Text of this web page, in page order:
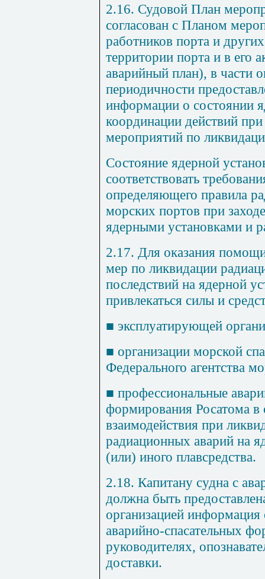
2.16. Судовой План
согласован с Планом
работников порта и
территории порта и в его
аварийный план), в части
периодичности
информации о состоянии
координации действий
мероприятий по
Состояние ядерной
соответствовать
определяющего правила
морских портов при
ядерными установками и
2.17. Для оказания
мер по ликвидации
последствий на ядерной
привлекаться силы и
■ эксплуатирующей
■ организации морской
Федерального агентства
■ профессиональные
формирования Росатома в
взаимодействия при
радиационных аварий на
(или) иного плавсредства.
2.18. Капитану судна с
должна быть
организацией информация
аварийно-спасательных
руководителях,
доставки.